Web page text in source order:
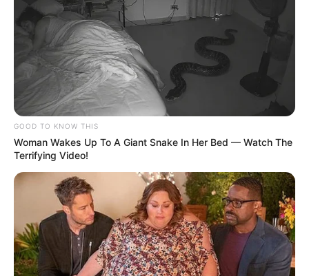
GOOD TO KNOW THIS
Woman Wakes Up To A Giant Snake In Her Bed — Watch The
Terrifying Video!